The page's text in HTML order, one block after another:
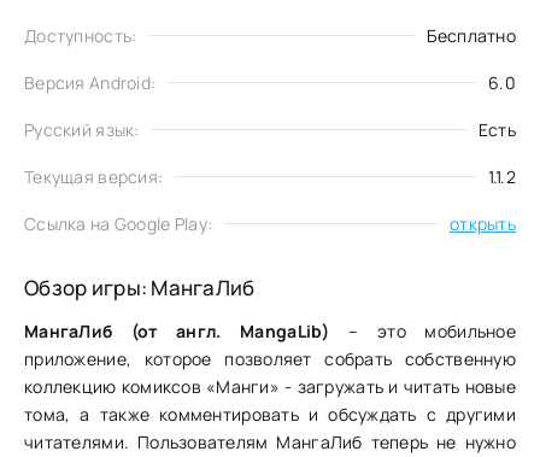
Доступность: Бесплатно
Версия Android: 6.0
Русский язык: Есть
Текущая версия: 1.1.2
Ссылка на Google Play: открыть
Обзор игры: МангаЛиб
МангаЛиб (от англ. MangaLib) – это мобильное
приложение, которое позволяет собрать собственную
коллекцию комиксов «Манги» - загружать и читать новые
тома, а также комментировать и обсуждать с другими
читателями. Пользователям МангаЛиб теперь не нужно